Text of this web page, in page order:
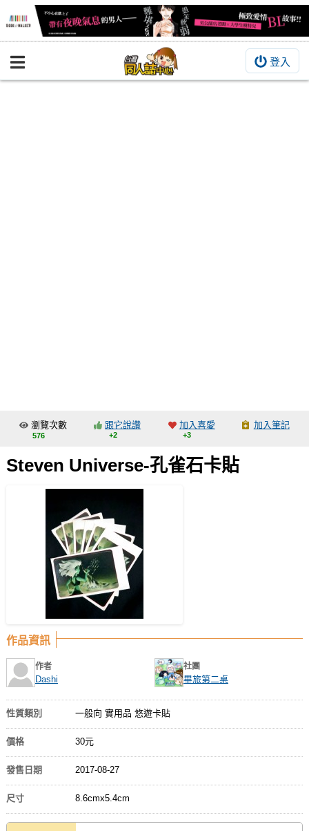
登入
BOOKY書集倉庫
交流中心
註冊會員
登入
瀏覽次數
576
跟它說讚
+2
加入喜愛
+3
加入筆記
Steven Universe-孔雀石卡貼
作品資訊
作者
Dashi
社團
畢旅第二桌
性質類別 一般向 實用品 悠遊卡貼
價格 30元
發售日期 2017-08-27
尺寸 8.6cmx5.4cm